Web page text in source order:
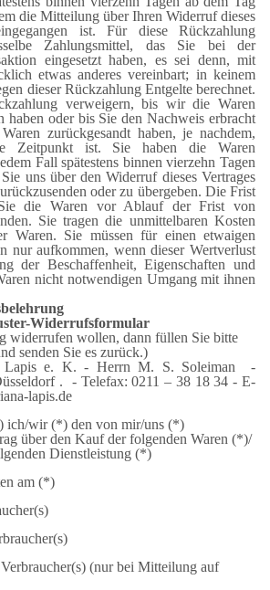
die Mitteilung über Ihren Widerruf dieses
ist. Für diese Rückzahlung
Zahlungsmittel, das Sie bei der
eingesetzt haben, es sei denn, mit
etwas anderes vereinbart; in keinem
dieser Rückzahlung Entgelte berechnet.
verweigern, bis wir die Waren
haben oder bis Sie den Nachweis erbracht
zurückgesandt haben, je nachdem,
Zeitpunkt ist. Sie haben die Waren
Fall spätestens binnen vierzehn Tagen
uns über den Widerruf dieses Vertrages
oder zu übergeben. Die Frist
die Waren vor Ablauf der Frist von
Sie tragen die unmittelbaren Kosten
Waren. Sie müssen für einen etwaigen
nur aufkommen, wenn dieser Wertverlust
der Beschaffenheit, Eigenschaften und
nicht notwendigen Umgang mit ihnen
Widerrufsformular
widerrufen wollen, dann füllen Sie bitte
senden Sie es zurück.)
Lapis e. K. - Herrn M. S. Soleiman -
. - Telefax: 0211 – 38 18 34 - E-
lapis.de
ich/wir (*) den von mir/uns (*)
über den Kauf der folgenden Waren (*)/
Dienstleistung (*)
am (*)
(nur bei Mitteilung auf